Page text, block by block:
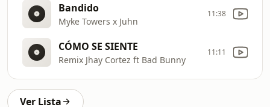
Bandido
Myke Towers x Juhn
11:38
CÓMO SE SIENTE
Remix Jhay Cortez ft Bad Bunny
11:11
Ver Lista